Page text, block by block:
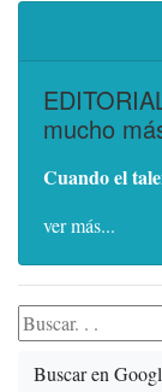
mucho
Cuando el
ver más...
Buscar en